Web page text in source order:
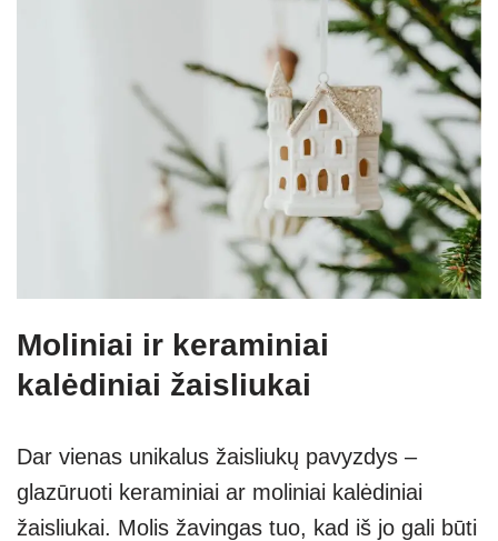
Moliniai ir keraminiai
kalėdiniai žaisliukai
Dar vienas unikalus žaisliukų pavyzdys –
glazūruoti keraminiai ar moliniai kalėdiniai
žaisliukai. Molis žavingas tuo, kad iš jo gali būti